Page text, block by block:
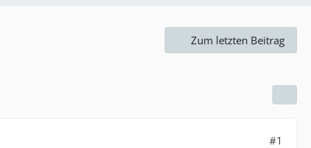
Zum letzten Beitrag
#1